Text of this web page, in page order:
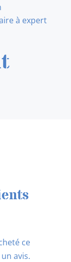
à expert
ce
avis.